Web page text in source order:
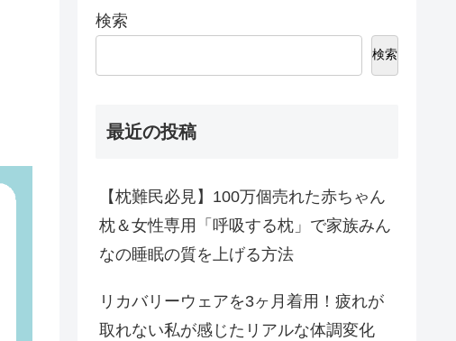
検索
検索
最近の投稿
【枕難民必見】100万個売れた赤ちゃん
枕＆女性専用「呼吸する枕」で家族みん
なの睡眠の質を上げる方法
リカバリーウェアを3ヶ月着用！疲れが
取れない私が感じたリアルな体調変化